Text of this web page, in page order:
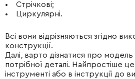
• Стрічкові;
• Циркулярні.
Всі вони відрізняються згідно
конструкції.
Далі, варто дізнатися про
потрібної деталі. Найпростіше
інструменті або в інструкції до